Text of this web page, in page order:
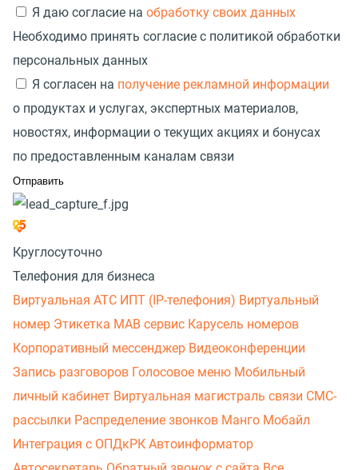
Я даю согласие на обработку своих данных
Необходимо принять согласие с политикой обработки
персональных данных
Я согласен на получение рекламной информации
о продуктах и услугах, экспертных материалов,
новостях, информации о текущих акциях и бонусах
по предоставленным каналам связи
Круглосуточно
Телефония для бизнеса
Виртуальная АТС ИПТ (IP-телефония) Виртуальный
номер Этикетка МАВ сервис Карусель номеров
Корпоративный мессенджер Видеоконференции
Запись разговоров Голосовое меню Мобильный
личный кабинет Виртуальная магистраль связи СМС-
рассылки Распределение звонков Манго Мобайл
Интеграция с ОПДкРК Автоинформатор